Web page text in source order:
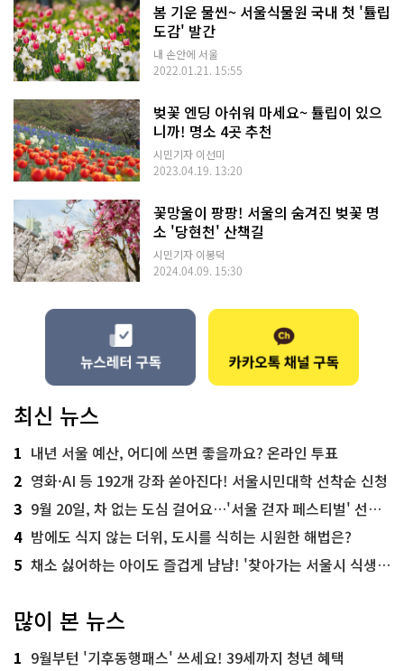
봄 기운 물씬~ 서울식물원 국내 첫 '튤립
도감' 발간
내 손안에 서울
2022.01.21. 15:55
벚꽃 엔딩 아쉬워 마세요~ 튤립이 있으
니까! 명소 4곳 추천
시민기자 이선미
2023.04.19. 13:20
꽃망울이 팡팡! 서울의 숨겨진 벚꽃 명
소 '당현천' 산책길
시민기자 이봉덕
2024.04.09. 15:30
최신 뉴스
1 내년 서울 예산, 어디에 쓰면 좋을까요? 온라인 투표
2 영화·AI 등 192개 강좌 쏟아진다! 서울시민대학 선착순 신청
3 9월 20일, 차 없는 도심 걸어요…'서울 걷자 페스티벌' 선착순 5천명
4 밤에도 식지 않는 더위, 도시를 식히는 시원한 해법은?
5 채소 싫어하는 아이도 즐겁게 냠냠! '찾아가는 서울시 식생활 교육' 현장
많이 본 뉴스
1 9월부턴 '기후동행패스' 쓰세요! 39세까지 청년 혜택